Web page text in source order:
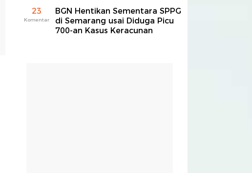
23
Komentar
BGN Hentikan Sementara SPPG
di Semarang usai Diduga Picu
700-an Kasus Keracunan